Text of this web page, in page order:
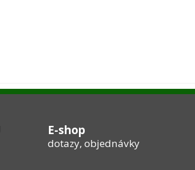
E-shop
dotazy, objednávky